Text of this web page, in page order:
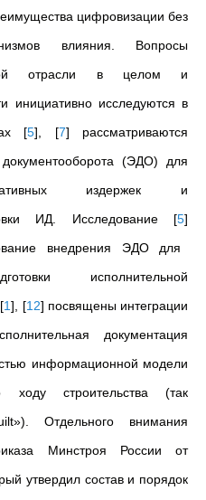
цифровизации без
влияния. Вопросы
отрасли в целом и
инициативно исследуются в
[5] [7] рассматриваются
документооборота (ЭДО) для
издержек и
ИД. Исследование [5]
внедрения ЭДО для
исполнительной
[1] [12] посвящены интеграции
документация
информационной модели
строительства (так
Отдельного внимания
Минстроя России от
утвердил состав и порядок